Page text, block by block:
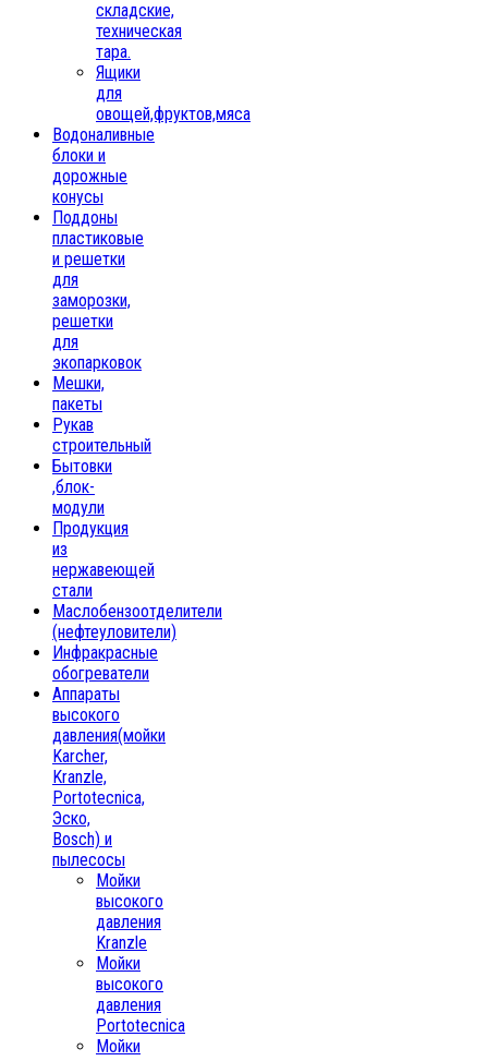
складские,
техническая
тара.
Ящики
для
овощей,фруктов,мяса
Водоналивные
блоки и
дорожные
конусы
Поддоны
пластиковые
и решетки
для
заморозки,
решетки
для
экопарковок
Мешки,
пакеты
Рукав
строительный
Бытовки
,блок-
модули
Продукция
из
нержавеющей
стали
Маслобензоотделители
(нефтеуловители)
Инфракрасные
обогреватели
Аппараты
высокого
давления(мойки
Karcher,
Kranzle,
Portotecnica,
Эско,
Bosch) и
пылесосы
Мойки
высокого
давления
Kranzle
Мойки
высокого
давления
Portotecnica
Мойки